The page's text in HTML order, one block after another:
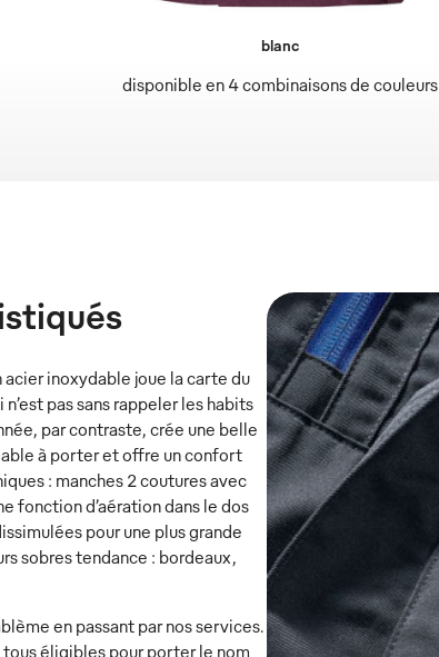
disponible en 4 combinaisons de couleurs
blanc
inoxydable joue la carte du
pas sans rappeler les habits
par contraste, crée une belle
à porter et offre un confort
: manches 2 coutures avec
fonction d’aération dans le dos
pour une plus grande
sobres tendance : bordeaux,
en passant par nos services.
éligibles pour porter le nom